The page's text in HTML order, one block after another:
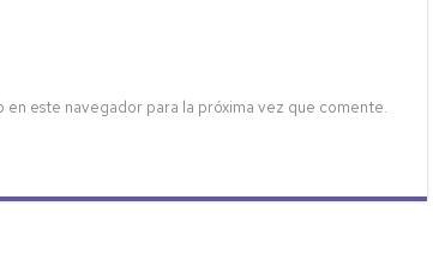
este navegador para la próxima vez que comente.